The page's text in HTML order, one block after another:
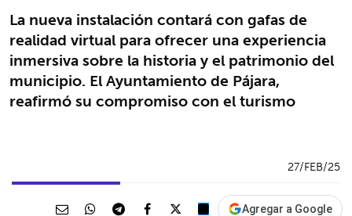
La nueva instalación contará con gafas de
realidad virtual para ofrecer una experiencia
inmersiva sobre la historia y el patrimonio del
municipio. El Ayuntamiento de Pájara,
reafirmó su compromiso con el turismo
27/FEB/25
Agregar a Google